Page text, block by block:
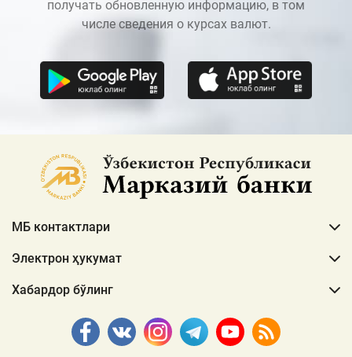
получать обновленную информацию, в том
числе сведения о курсах валют.
МБ контактлари
Электрон ҳукумат
Хабардор бўлинг